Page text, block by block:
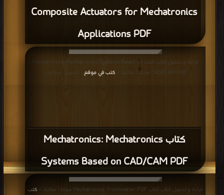
Composite Actuators for Mechatronics
Applications PDF
كتاب Mechatronics: Mechatronics
Systems Based on CAD/CAM PDF
قراءة و تحميل كتاب كتاب Mechatronics: Mechatronics Systems Based on
CAD/CAM PDF مجانا | مكتبة >
كتب في موقع | التحميل : مرة/مرات
قراءة و تحميل كتاب كتاب Mechatronics: Frontmatter PDF مجانا | مكتبة >
كتب